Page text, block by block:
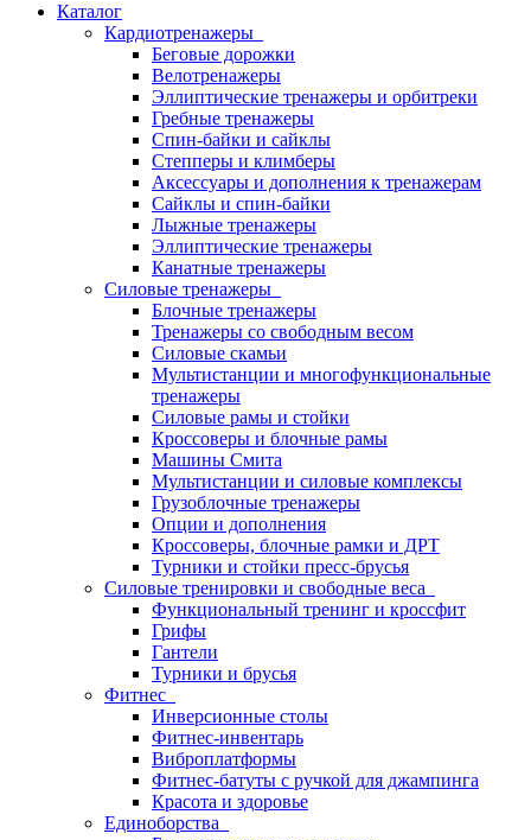
Каталог
Кардиотренажеры
Беговые дорожки
Велотренажеры
Эллиптические тренажеры и орбитреки
Гребные тренажеры
Спин-байки и сайклы
Степперы и климберы
Аксессуары и дополнения к тренажерам
Сайклы и спин-байки
Лыжные тренажеры
Эллиптические тренажеры
Канатные тренажеры
Силовые тренажеры
Блочные тренажеры
Тренажеры со свободным весом
Силовые скамьи
Мультистанции и многофункциональные
тренажеры
Силовые рамы и стойки
Кроссоверы и блочные рамы
Машины Смита
Мультистанции и силовые комплексы
Грузоблочные тренажеры
Опции и дополнения
Кроссоверы, блочные рамки и ДРТ
Турники и стойки пресс-брусья
Силовые тренировки и свободные веса
Функциональный тренинг и кроссфит
Грифы
Гантели
Турники и брусья
Фитнес
Инверсионные столы
Фитнес-инвентарь
Виброплатформы
Фитнес-батуты с ручкой для джампинга
Красота и здоровье
Единоборства